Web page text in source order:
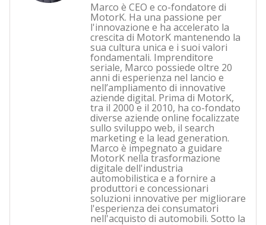
Marco è CEO e co-fondatore di
MotorK. Ha una passione per
l'innovazione e ha accelerato la
crescita di MotorK mantenendo la
sua cultura unica e i suoi valori
fondamentali. Imprenditore
seriale, Marco possiede oltre 20
anni di esperienza nel lancio e
nell’ampliamento di innovative
aziende digital. Prima di MotorK,
tra il 2000 e il 2010, ha co-fondato
diverse aziende online focalizzate
sullo sviluppo web, il search
marketing e la lead generation.
Marco è impegnato a guidare
MotorK nella trasformazione
digitale dell'industria
automobilistica e a fornire a
produttori e concessionari
soluzioni innovative per migliorare
l'esperienza dei consumatori
nell'acquisto di automobili. Sotto la